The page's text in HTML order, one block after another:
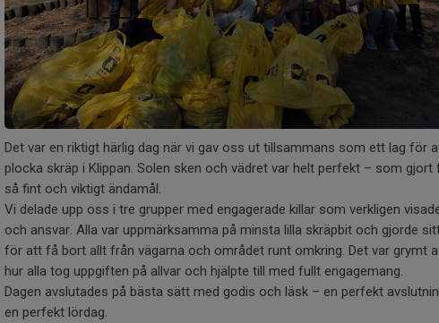
Det var en riktigt härlig dag när vi gav oss ut tillsammans som ett lag för
plocka skräp i Klippan. Solen sken och vädret var helt perfekt – som
så fint och viktigt ändamål.
Vi delade upp oss i tre grupper med engagerade killar som verkligen
och ansvar. Alla var uppmärksamma på minsta lilla skräpbit och gjorde
för att få bort allt från vägarna och området runt omkring. Det var grymt
hur alla tog uppgiften på allvar och hjälpte till med fullt engagemang.
Dagen avslutades på bästa sätt med godis och läsk – en perfekt
en perfekt lördag.